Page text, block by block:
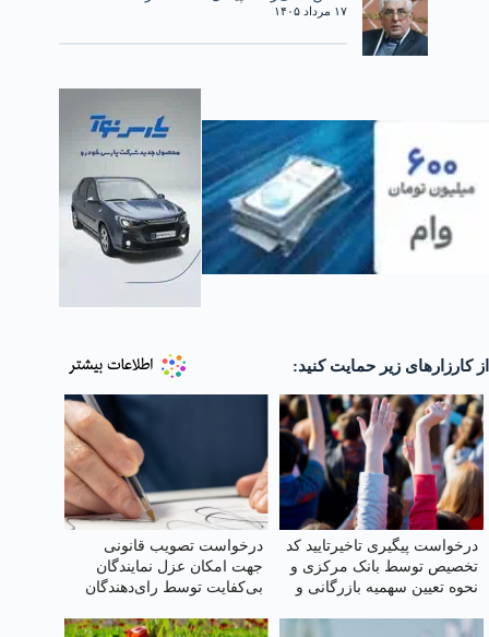
۱۷ مرداد ۱۴۰۵
از کارزارهای زیر حمایت کنید:
درخواست پیگیری تاخیرتایید کد
تخصیص توسط بانک مرکزی و
نحوه تعیین سهمیه بازرگانی و
درخواست تصویب قانونی
جهت امکان عزل نمایندگان
بی‌کفایت توسط رای‌دهندگان